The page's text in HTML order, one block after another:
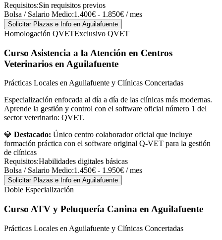
Requisitos:Sin requisitos previos
Bolsa / Salario Medio:1.400€ - 1.850€ / mes
Solicitar Plazas e Info en Aguilafuente
Homologación QVETExclusivo QVET
Curso Asistencia a la Atención en Centros
Veterinarios en Aguilafuente
Prácticas Locales en Aguilafuente y Clínicas Concertadas
Especialización enfocada al día a día de las clínicas más modernas.
Aprende la gestión y control con el software oficial número 1 del
sector veterinario: QVET.
💎 Destacado: Único centro colaborador oficial que incluye
formación práctica con el software original Q-VET para la gestión
de clínicas
Requisitos:Habilidades digitales básicas
Bolsa / Salario Medio:1.450€ - 1.950€ / mes
Solicitar Plazas e Info en Aguilafuente
Doble Especialización
Curso ATV y Peluquería Canina en Aguilafuente
Prácticas Locales en Aguilafuente y Clínicas Concertadas